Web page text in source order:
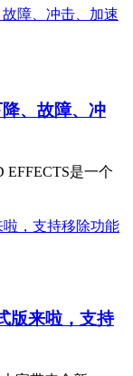
降、故障、冲
EFFECTS是一个
版来啦，支持